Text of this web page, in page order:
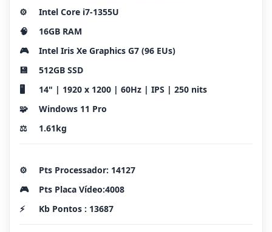
⚙️
Intel Core i7-1355U
🧠
16GB RAM
🎮
Intel Iris Xe Graphics G7 (96 EUs)
💾
512GB SSD
🖥️
14" | 1920 x 1200 | 60Hz | IPS | 250 nits
🧩
Windows 11 Pro
⚖️
1.61kg
⚙️
Pts Processador: 14127
🎮
Pts Placa Vídeo:4008
⚡
Kb Pontos : 13687